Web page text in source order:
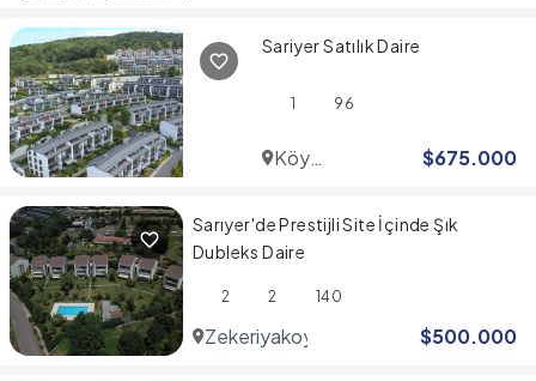
Sariyer Satılık Daire
1 96
Köy
$675.000
Sarıyer'de Prestijli Site İçinde Şık
Dubleks Daire
2 2 140
Zekeriyakoy $500.000